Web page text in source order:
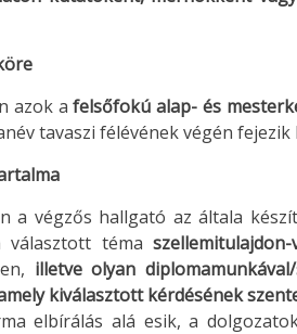
azok afelsőfokú alap- és
tavaszi félévének végén
a végzős hallgató az általa
választott téma
illetve olyan
kiválasztott kérdésének
elbírálás alá esik, a